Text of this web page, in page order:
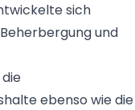
sich
und
ebenso wie die